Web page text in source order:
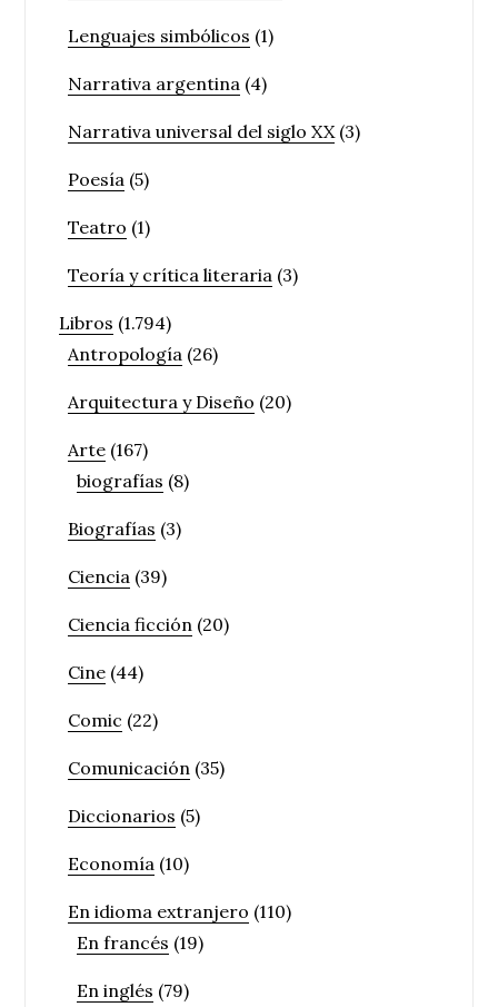
Lenguajes simbólicos (1)
Narrativa argentina (4)
Narrativa universal del siglo XX(3)
Poesía (5)
Teatro (1)
Teoría y crítica literaria (3)
Libros (1.794)
Antropología (26)
Arquitectura y Diseño (20)
Arte (167)
biografías (8)
Biografías (3)
Ciencia (39)
Ciencia ficción (20)
Cine (44)
Comic (22)
Comunicación (35)
Diccionarios (5)
Economía (10)
En idioma extranjero (110)
En francés (19)
En inglés (79)